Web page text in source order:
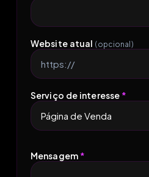
Website atual (opcional)
Serviço de interesse *
Mensagem *